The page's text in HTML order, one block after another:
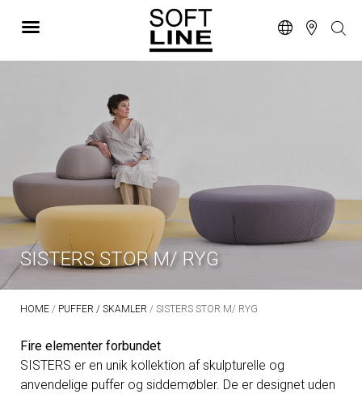
SISTERS STOR M/ RYG
HOME / PUFFER / SKAMLER / SISTERS STOR M/ RYG
Fire elementer forbundet
SISTERS er en unik kollektion af skulpturelle og
anvendelige puffer og siddemøbler. De er designet uden